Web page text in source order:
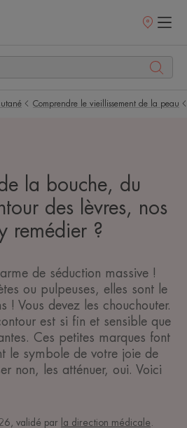
Points
Comprendre le vieillissement de la peau
la bouche, du
des lèvres, nos
remédier ?
de séduction massive !
ou pulpeuses, elles sont le
! Vous devez les chouchouter.
est si fin et sensible que
Ces petites marques font
le symbole de votre joie de
non, les atténuer, oui. Voici
, validé par la direction médicale